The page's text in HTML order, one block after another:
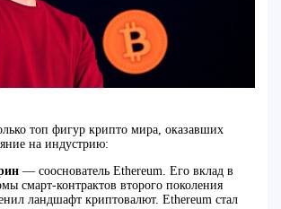
топ фигур крипто мира, оказавших
на индустрию:
— сооснователь Ethereum. Его вклад в
смарт-контрактов второго поколения
ландшафт криптовалют. Ethereum стал